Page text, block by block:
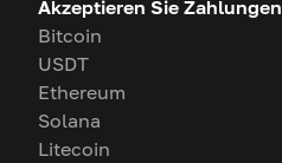
Akzeptieren Sie Zahlungen
Bitcoin
USDT
Ethereum
Solana
Litecoin